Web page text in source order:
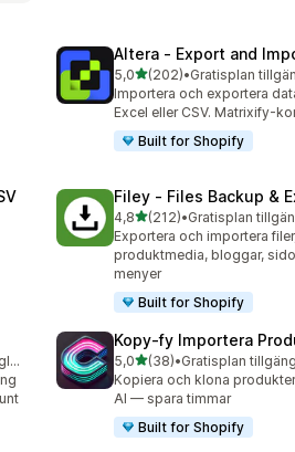
Altera ‑ Export and
5,0av 5 stjärnor
(202)
202 recensioner totalt
•Gratisplan
Importera och exportera
Excel eller CSV. Matrixify-
Built for Shopify
Filey ‑ Files Backup &
4,8av 5 stjärnor
(212)
212 recensioner totalt
•Gratisplan
Exportera och importera
produktmedia, bloggar,
menyer
Built for Shopify
Gratis testversion tillgänglig
Kopy‑fy Importera
5,0av 5 stjärnor
(38)
38 recensioner totalt
•Gratisplan
Kopiera och klona
AI — spara timmar
Built for Shopify